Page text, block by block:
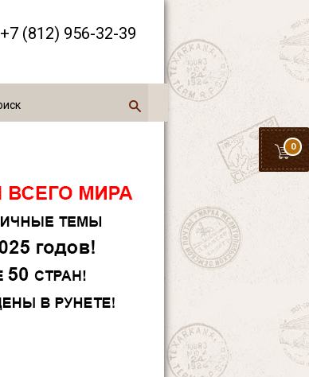
+7 (812) 956-32-39
0